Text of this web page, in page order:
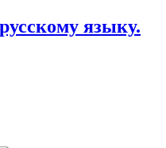
языку.